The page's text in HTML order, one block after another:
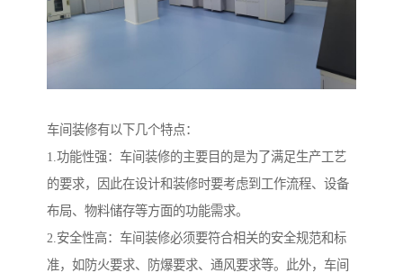
车间装修有以下几个特点：
1.功能性强：车间装修的主要目的是为了满足生产工艺
的要求，因此在设计和装修时要考虑到工作流程、设备
布局、物料储存等方面的功能需求。
2.安全性高：车间装修必须要符合相关的安全规范和标
准，如防火要求、防爆要求、通风要求等。此外，车间